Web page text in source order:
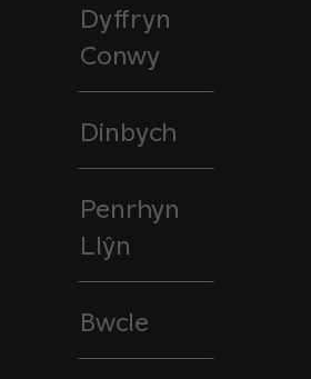
Dyffryn
Conwy
Dinbych
Penrhyn
Llŷn
Bwcle